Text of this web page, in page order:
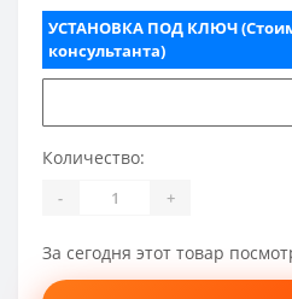
УСТАНОВКА ПОД КЛЮЧ
консультанта)
Количество:
- +
За сегодня этот товар